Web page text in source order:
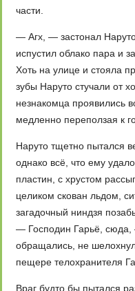
части.
— Агх, — застонал
испустил облако пара и
Хоть на улице и стояла
зубы Наруто стучали от
незнакомца проявились
медленно переползая к
Наруто тщетно пытался
однако всё, что ему
пластин, с хрустом
целиком скован льдом,
загадочный ниндзя
— Господин Гарьё, сюда,
обращались, не
пещере телохранителя
Враг будто бы пытался